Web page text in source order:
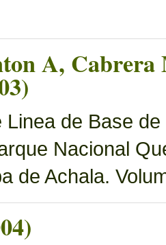
A,
Linea de Base
Nacional
de Achala.